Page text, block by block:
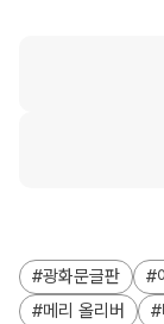
광화문글판
메리 올리버